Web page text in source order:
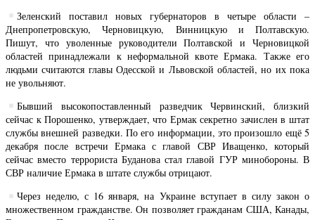
Зеленский поставил новых губернаторов в четыре области –
Днепропетровскую, Черновицкую, Винницкую и Полтавскую.
Пишут, что уволенные руководители Полтавской и Черновицкой
областей принадлежали к неформальной квоте Ермака. Также его
людьми считаются главы Одесской и Львовской областей, но их пока
не увольняют.
Бывший высокопоставленный разведчик Червинский, близкий
сейчас к Порошенко, утверждает, что Ермак секретно зачислен в штат
службы внешней разведки. По его информации, это произошло ещё 5
декабря после встречи Ермака с главой СВР Иващенко, который
сейчас вместо террориста Буданова стал главой ГУР минобороны. В
СВР наличие Ермака в штате службы отрицают.
Через неделю, с 16 января, на Украине вступает в силу закон о
множественном гражданстве. Он позволяет гражданам США, Канады,